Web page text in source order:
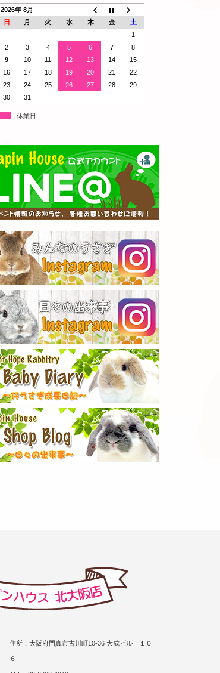
2026年 8月
日
月 火 水 木 金
土
1
2
3 4 5 6 7
8
9
10 11 12 13 14
15
16
17 18 19 20 21
22
23
24 25 26 27 28
29
30
31
休業日
住所：大阪府門真市古川町10-36 大成ビル １０
６